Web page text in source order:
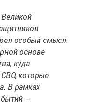
Великой
особый смысл.
основе
куда
которые
В рамках
–